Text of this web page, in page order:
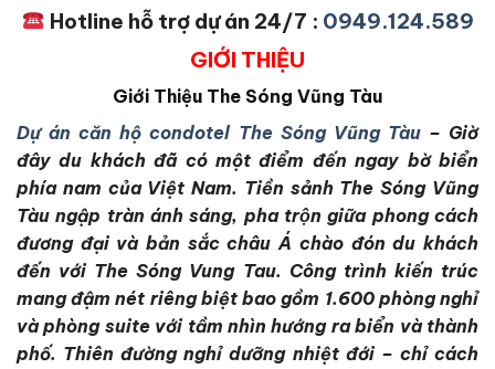
Hotline hỗ trợ dự án 24/7 : 0949.124.589
GIỚI THIỆU
Giới Thiệu The Sóng Vũng Tàu
Dự án căn hộ condotel The Sóng Vũng Tàu– Giờ
đây du khách đã có một điểm đến ngay bờ biển
phía nam của Việt Nam. Tiền sảnh The Sóng Vũng
Tàu ngập tràn ánh sáng, pha trộn giữa phong cách
đương đại và bản sắc châu Á chào đón du khách
đến với The Sóng Vung Tau. Công trình kiến trúc
mang đậm nét riêng biệt bao gồm 1.600 phòng nghỉ
và phòng suite với tầm nhìn hướng ra biển và thành
phố. Thiên đường nghỉ dưỡng nhiệt đới – chỉ cách